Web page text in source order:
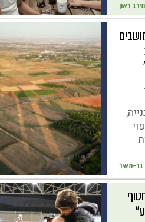
מירב ראון
בר-מאיר